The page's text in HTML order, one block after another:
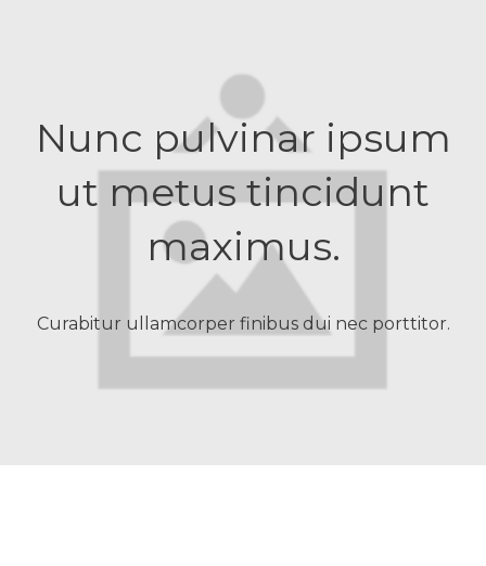
Nunc pulvinar ipsum
ut metus tincidunt
maximus.
Curabitur ullamcorper finibus dui nec porttitor.